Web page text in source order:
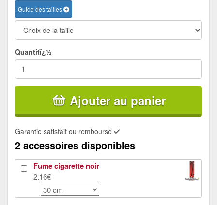
Guide des tailles
Quantitï¿½
Ajouter au panier
Garantie satisfait ou remboursé
2 accessoires disponibles
Fume cigarette noir
2.16€